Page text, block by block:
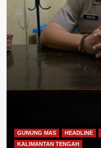
GUNUNG MAS HEADLINE
KALIMANTAN TENGAH